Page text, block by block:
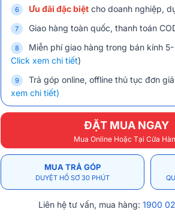
Ưu đãi đặc biệt cho doanh nghiệp,
Giao hàng toàn quốc, thanh toán
Miễn phí giao hàng trong bán kính
Click xem chi tiết)
Trả góp online, offline thủ tục đơn
xem chi tiết)
ĐẶT MUA NGAY
Mua Online Hoặc Tại Cửa
MUA TRẢ GÓP
DUYỆT HỒ SƠ 30 PHÚT
Liên hệ tư vấn, mua hàng: 1900